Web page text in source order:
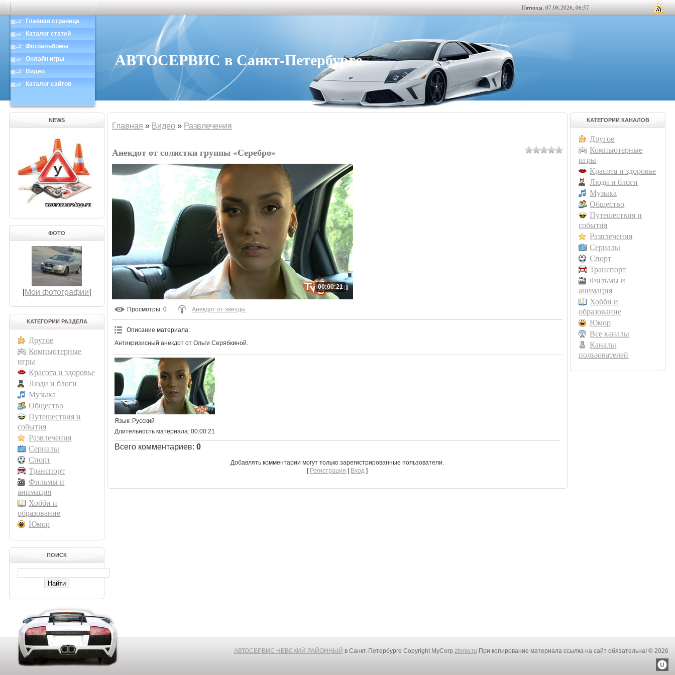
Пятница, 07.08.2026, 06:57
Главная страница
Каталог статей
Фотоальбомы
Онлайн игры
Видео
Каталог сайтов
АВТОСЕРВИС в Санкт-Петербурге
NEWS
ФОТО
[Мои фотографии]
КАТЕГОРИИ РАЗДЕЛА
Другое
Компьютерные
игры
Красота и здоровье
Люди и блоги
Музыка
Общество
Путешествия и
события
Развлечения
Сериалы
Спорт
Транспорт
Фильмы и
анимация
Хобби и
образование
Юмор
ПОИСК
Главная » Видео » Развлечения
Анекдот от солистки группы «Серебро»
00:00:21
Просмотры: 0 Анекдот от звезды
Описание материала:
Антикризисный анекдот от Ольги Серябкиной.
Язык: Русский
Длительность материала: 00:00:21
Всего комментариев:0
Добавлять комментарии могут только зарегистрированные пользователи.
[ Регистрация | Вход ]
КАТЕГОРИИ КАНАЛОВ
Другое
Компьютерные
игры
Красота и здоровье
Люди и блоги
Музыка
Общество
Путешествия и
события
Развлечения
Сериалы
Спорт
Транспорт
Фильмы и
анимация
Хобби и
образование
Юмор
Все каналы
Каналы
пользователей
АВТОСЕРВИС НЕВСКИЙ РАЙОННЫЙ в Санкт-Петербурге Copyright MyCorp zbmw.ru При копирование материала ссылка на сайт обязательна! © 2026